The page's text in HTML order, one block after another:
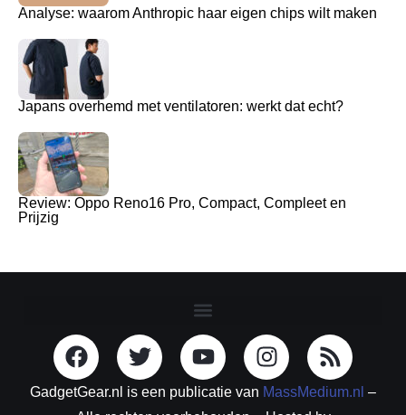
Analyse: waarom Anthropic haar eigen chips wilt maken
Japans overhemd met ventilatoren: werkt dat echt?
Review: Oppo Reno16 Pro, Compact, Compleet en
Prijzig
GadgetGear.nl is een publicatie van MassMedium.nl –